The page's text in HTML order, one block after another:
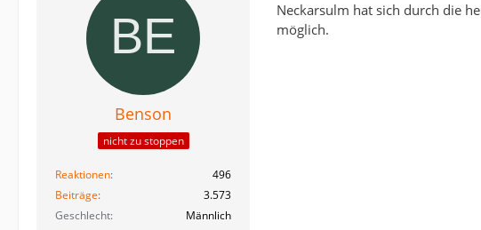
Benson
nicht zu stoppen
Reaktionen
496
Beiträge
3.573
Geschlecht
Männlich
Neckarsulm hat sich durch die
möglich.